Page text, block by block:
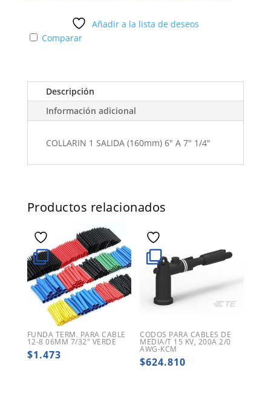
Añadir a la lista de deseos
Comparar
Descripción
Información adicional
COLLARIN 1 SALIDA (160mm) 6" A 7" 1/4"
Productos relacionados
FUNDA TERM. PARA CABLE
12-8 06MM 7/32″ VERDE
$1.473
CODOS PARA CABLES DE
MEDIA/T 15 KV, 200A 2/0
AWG-KCM
$624.810